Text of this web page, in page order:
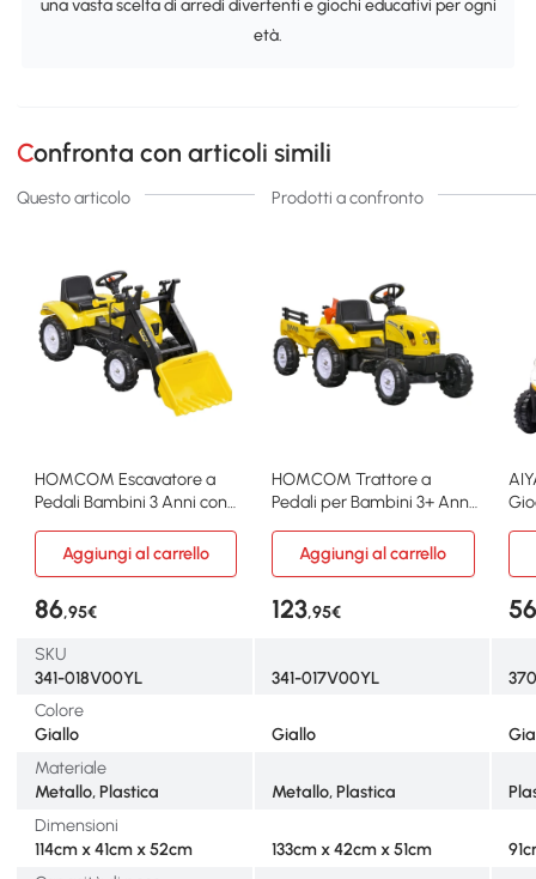
una vasta scelta di arredi divertenti e giochi educativi per ogni
età.
Confronta con articoli simili
Questo articolo Prodotti a confronto
HOMCOM Escavatore a
Pedali Bambini 3 Anni con
HOMCOM Trattore a
Pedali per Bambini 3+ Anni
Aggiungi al carrello
Aggiungi al carrello
86,95€ 123,95€
SKU
341-018V00YL
341-017V00YL
Colore
Giallo
Giallo
Materiale
Metallo, Plastica
Metallo, Plastica
Dimensioni
114cm x 41cm x 52cm
133cm x 42cm x 51cm